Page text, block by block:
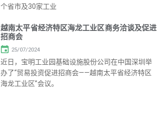
个省市及30家工业
越南太平省经济特区海龙工业区商务洽谈及促进
招商会
25/07/2024
近日，宝明工业园基础设施股份公司在中国深圳举
办了“贸易投资促进招商会——越南太平省经济特区
海龙工业区”会议。